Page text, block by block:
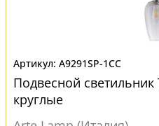
A9291SP-1CC
Подвесной светильник
круглые